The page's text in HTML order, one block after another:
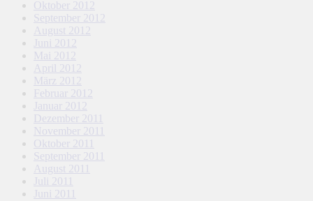
Oktober 2012
September 2012
August 2012
Juni 2012
Mai 2012
April 2012
März 2012
Februar 2012
Januar 2012
Dezember 2011
November 2011
Oktober 2011
September 2011
August 2011
Juli 2011
Juni 2011